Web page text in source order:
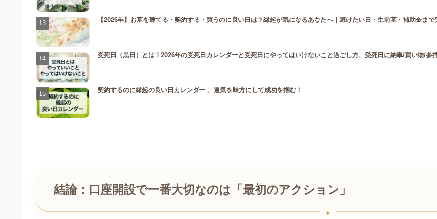
【2026年】お墓を建てる・契約する・買うのに良い日は？縁起が気になるあなたへ｜避けたい日・生前墓・補助金まで
受死日（黒日）とは？2026年の受死日カレンダーと受死日にやってはいけないこと過ごし方、受死日に納車/買い物/参
契約するのに縁起の良い日カレンダー 、運気を味方にして成功を掴む！
結論：口座開設で一番大切なのは「最初のアクション」